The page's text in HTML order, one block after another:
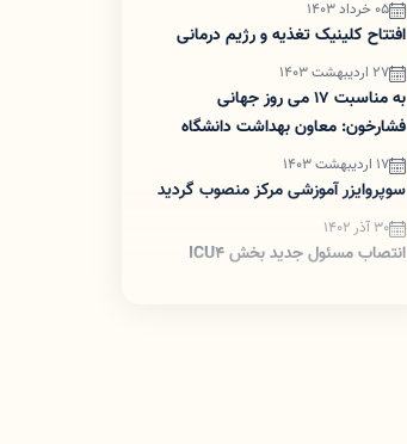
05 خرداد 1403
افتتاح کلینیک تغذیه و رژیم درمانی
27 اردیبهشت 1403
به مناسبت ۱۷ می روز جهانی
فشارخون: معاون بهداشت دانشگاه
17 اردیبهشت 1403
سوپروایزر آموزشی مرکز منصوب گردید
30 آذر 1402
انتصاب مسئول جدید بخش ICU4